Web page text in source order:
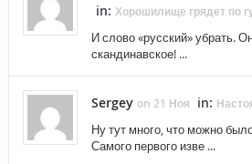
in: Хорошилище грядет по
И слово «русский» убрать.
скандинавское! ...
Sergey on 21 Ноя in:
Ну тут много, что можно
Самого первого изве ...